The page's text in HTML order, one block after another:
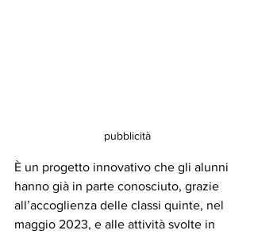
pubblicità
È un progetto innovativo che gli alunni
hanno già in parte conosciuto, grazie
all’accoglienza delle classi quinte, nel
maggio 2023, e alle attività svolte in